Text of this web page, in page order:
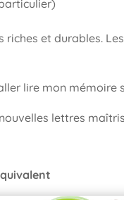
riches et durables.
lire mon mémoire
lettres